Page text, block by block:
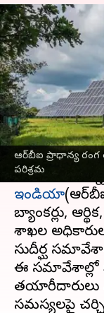
ఆర్‌బీఐ ప్రాధాన్య
పరిశ్రమ
ఆర్‌బీఐ
జాబితాలో
తయారీ
వ్రాసిన వారు Stalin Sep
ఈ వార్తాకథనం ఏంటి
ప్రాధాన్యత
తయారీ
ఇండియా
బ్యాంకర్లు,
శాఖల
సుదీర్ఘ
ఈ
తయారీదారులు
సమస్యలపై